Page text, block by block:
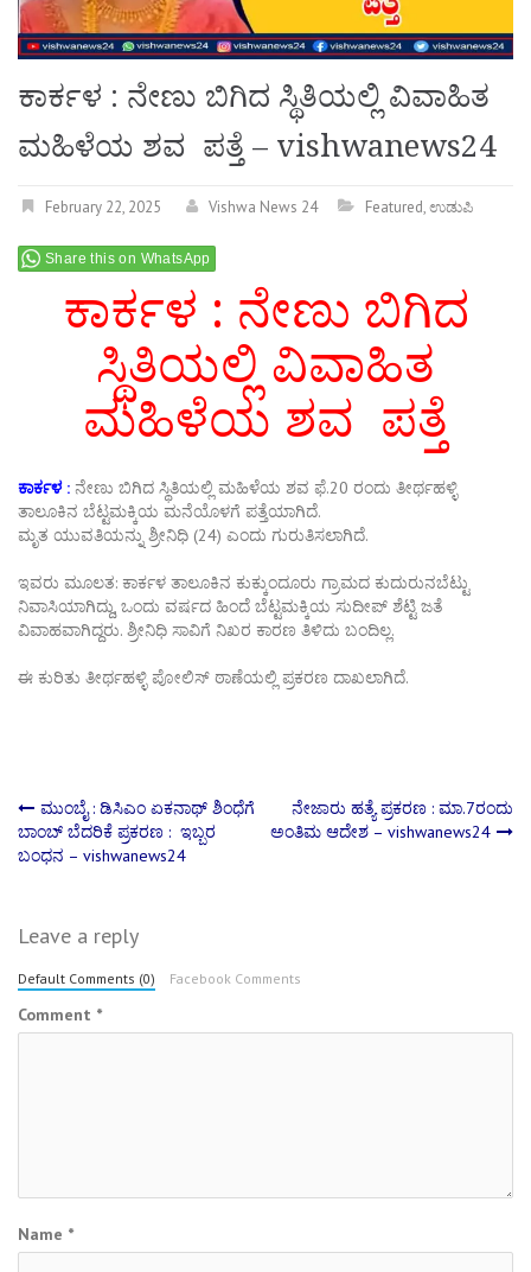
ಕಾರ್ಕಳ : ನೇಣು ಬಿಗಿದ ಸ್ಥಿತಿಯಲ್ಲಿ ವಿವಾಹಿತ
ಮಹಿಳೆಯ ಶವ ಪತ್ತೆ – vishwanews24
February 22, 2025 Vishwa News 24 Featured,ಉಡುಪಿ
Share this on WhatsApp
ಕಾರ್ಕಳ : ನೇಣು ಬಿಗಿದ
ಸ್ಥಿತಿಯಲ್ಲಿ ವಿವಾಹಿತ
ಮಹಿಳೆಯ ಶವ ಪತ್ತೆ
ಕಾರ್ಕಳ : ನೇಣು ಬಿಗಿದ ಸ್ಥಿತಿಯಲ್ಲಿ ಮಹಿಳೆಯ ಶವ ಫೆ.20 ರಂದು ತೀರ್ಥಹಳ್ಳಿ
ತಾಲೂಕಿನ ಬೆಟ್ಟಮಕ್ಕಿಯ ಮನೆಯೊಳಗೆ ಪತ್ತೆಯಾಗಿದೆ.
ಮೃತ ಯುವತಿಯನ್ನು ಶ್ರೀನಿಧಿ (24) ಎಂದು ಗುರುತಿಸಲಾಗಿದೆ.
ಇವರು ಮೂಲತ: ಕಾರ್ಕಳ ತಾಲೂಕಿನ ಕುಕ್ಕುಂದೂರು ಗ್ರಾಮದ ಕುದುರುನಬೆಟ್ಟು
ನಿವಾಸಿಯಾಗಿದ್ದು, ಒಂದು ವರ್ಷದ ಹಿಂದೆ ಬೆಟ್ಟಮಕ್ಕಿಯ ಸುದೀಪ್ ಶೆಟ್ಟಿ ಜತೆ
ವಿವಾಹವಾಗಿದ್ದರು. ಶ್ರೀನಿಧಿ ಸಾವಿಗೆ ನಿಖರ ಕಾರಣ ತಿಳಿದು ಬಂದಿಲ್ಲ.
ಈ ಕುರಿತು ತೀರ್ಥಹಳ್ಳಿ ಪೋಲಿಸ್ ಠಾಣೆಯಲ್ಲಿ ಪ್ರಕರಣ ದಾಖಲಾಗಿದೆ.
Post
navigation
ಮುಂಬೈ : ಡಿಸಿಎಂ ಏಕನಾಥ್ ಶಿಂಧೆಗೆ
ಬಾಂಬ್ ಬೆದರಿಕೆ ಪ್ರಕರಣ : ಇಬ್ಬರ
ಬಂಧನ – vishwanews24
ನೇಜಾರು ಹತ್ಯೆ ಪ್ರಕರಣ : ಮಾ.7ರಂದು
ಅಂತಿಮ ಆದೇಶ – vishwanews24
Leave a reply
Default Comments (0) Facebook Comments
Comment *
Name *